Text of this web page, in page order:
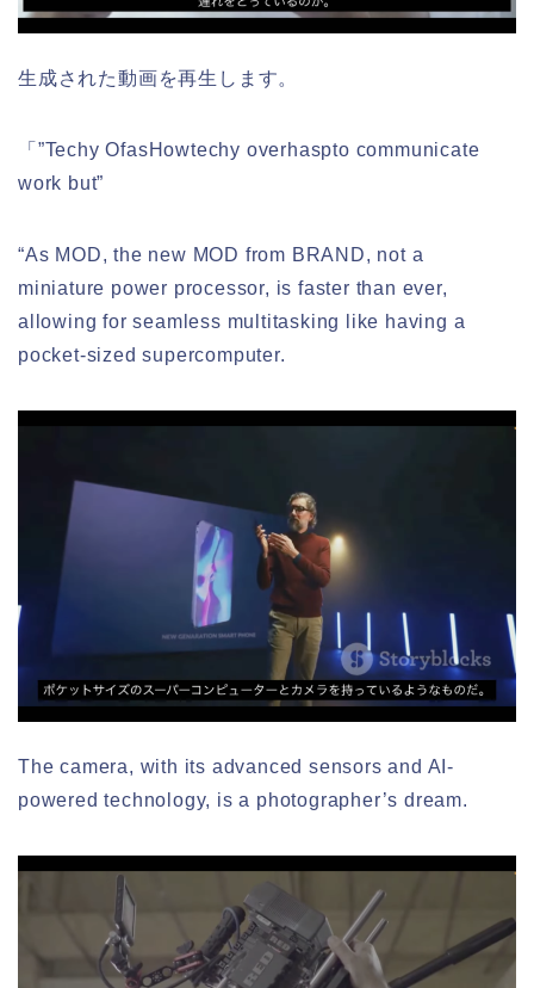
生成された動画を再生します。
「”Techy OfasHowtechy overhaspto communicate
work but”
“As MOD, the new MOD from BRAND, not a
miniature power processor, is faster than ever,
allowing for seamless multitasking like having a
pocket-sized supercomputer.
The camera, with its advanced sensors and AI-
powered technology, is a photographer’s dream.